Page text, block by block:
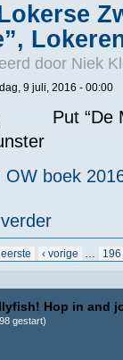
door Niek
9 juli, 2016 - 00:00
Put “De
OW boek
over LZV -
‹ vorige 196
Hop in and
gestart)